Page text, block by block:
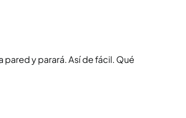
y parará. Así de fácil. Qué